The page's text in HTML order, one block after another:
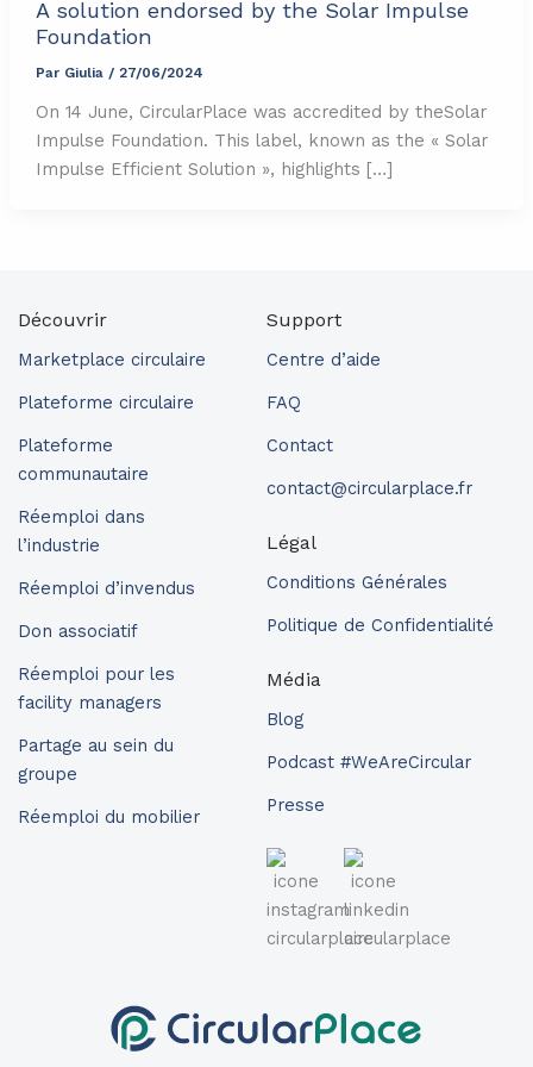
A solution endorsed by the Solar Impulse
Foundation
Par Giulia / 27/06/2024
On 14 June, CircularPlace was accredited by theSolar
Impulse Foundation. This label, known as the « Solar
Impulse Efficient Solution », highlights […]
Découvrir
Marketplace circulaire
Plateforme circulaire
Plateforme
communautaire
Réemploi dans
l’industrie
Réemploi d’invendus
Don associatif
Réemploi pour les
facility managers
Partage au sein du
groupe
Réemploi du mobilier
Support
Centre d’aide
FAQ
Contact
contact@circularplace.fr
Légal
Conditions Générales
Politique de Confidentialité
Média
Blog
Podcast #WeAreCircular
Presse